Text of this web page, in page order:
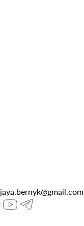
jaya.bernyk@gmail.com